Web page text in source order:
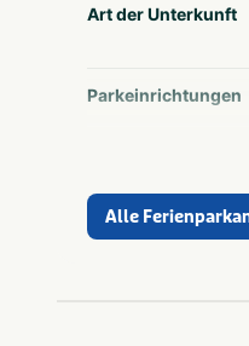
Art der Unterkunft
Parkeinrichtungen
Aktivitäten im Park
Alle